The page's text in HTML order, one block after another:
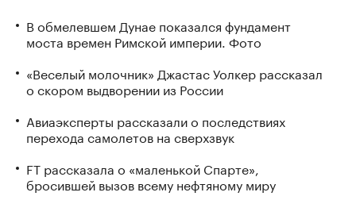
В обмелевшем Дунае показался фундамент
моста времен Римской империи. Фото
«Веселый молочник» Джастас Уолкер рассказал
о скором выдворении из России
Авиаэксперты рассказали о последствиях
перехода самолетов на сверхзвук
FT рассказала о «маленькой Спарте»,
бросившей вызов всему нефтяному миру